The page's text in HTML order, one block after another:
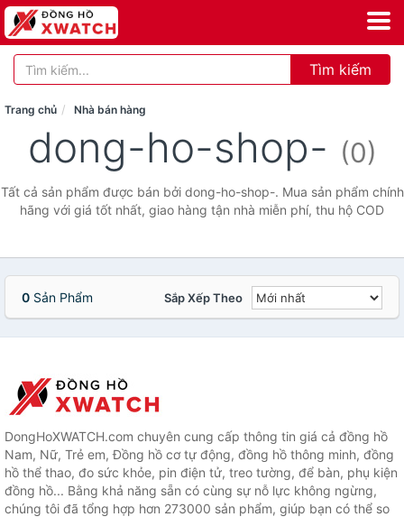
Tìm kiếm
Trang chủ Nhà bán hàng
dong-ho-shop- (0)
Tất cả sản phẩm được bán bởi dong-ho-shop-. Mua sản phẩm chính
hãng với giá tốt nhất, giao hàng tận nhà miễn phí, thu hộ COD
0 Sản Phẩm Sắp Xếp Theo
DongHoXWATCH.com chuyên cung cấp thông tin giá cả đồng hồ
Nam, Nữ, Trẻ em, Đồng hồ cơ tự động, đồng hồ thông minh, đồng
hồ thể thao, đo sức khỏe, pin điện tử, treo tường, để bàn, phụ kiện
đồng hồ... Bằng khả năng sẵn có cùng sự nỗ lực không ngừng,
chúng tôi đã tổng hợp hơn 273000 sản phẩm, giúp bạn có thể so